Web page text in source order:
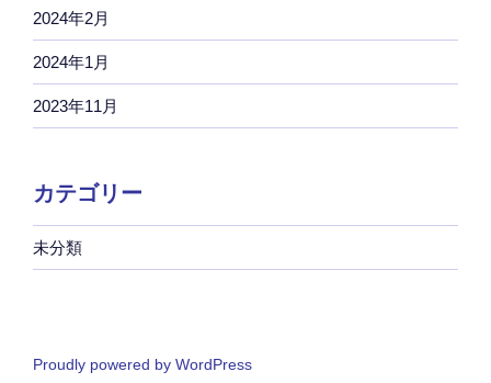
2024年2月
2024年1月
2023年11月
カテゴリー
未分類
Proudly powered by WordPress